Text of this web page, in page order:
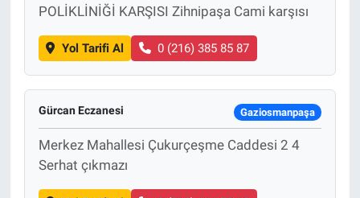
POLİKLİNİĞİ KARŞISI Zihnipaşa Cami karşısı
Yol Tarifi Al 0 (216) 385 85 87
Gürcan Eczanesi Gaziosmanpaşa
Merkez Mahallesi Çukurçeşme Caddesi 2 4
Serhat çıkmazı